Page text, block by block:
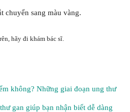
chuyển sang màu vàng.
hãy đi khám bác sĩ.
không? Những giai đoạn ung thư
gan giúp bạn nhận biết dễ dàng